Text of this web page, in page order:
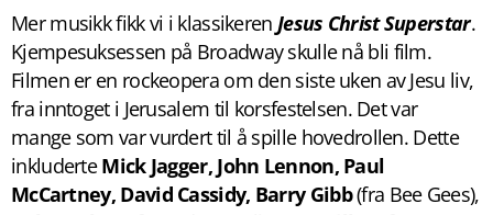
Mer musikk fikk vi i klassikeren Jesus Christ Superstar.
Kjempesuksessen på Broadway skulle nå bli film.
Filmen er en rockeopera om den siste uken av Jesu liv,
fra inntoget i Jerusalem til korsfestelsen. Det var
mange som var vurdert til å spille hovedrollen. Dette
inkluderteMick Jagger, John Lennon, Paul
McCartney, David Cassidy, Barry Gibb(fra Bee Gees),